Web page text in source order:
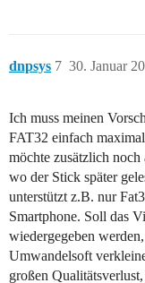
dnpsys 30. Januar
7
Ich muss meinen
FAT32 einfach
möchte zusätzlich
wo der Stick später
unterstützt z.B. nur
Smartphone. Soll das
wiedergegeben
Umwandelsoft
großen